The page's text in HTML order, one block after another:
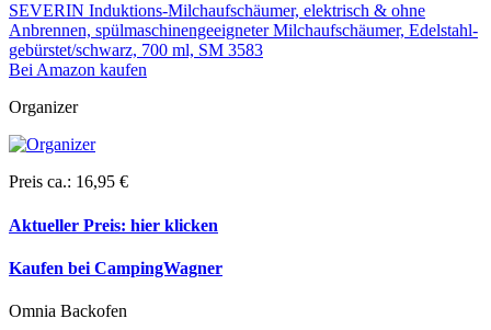
SEVERIN Induktions-Milchaufschäumer, elektrisch & ohne
Anbrennen, spülmaschinengeeigneter Milchaufschäumer, Edelstahl-
gebürstet/schwarz, 700 ml, SM 3583
Bei Amazon kaufen
Organizer
Preis ca.: 16,95 €
Aktueller Preis: hier klicken
Kaufen bei CampingWagner
Omnia Backofen